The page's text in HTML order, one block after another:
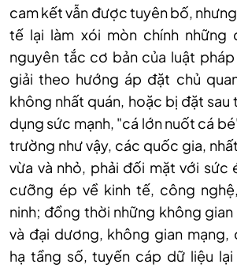
cam kết vẫn được tuyên bố,
tế lại làm xói mòn chính những
nguyên tắc cơ bản của luật
giải theo hướng áp đặt chủ
không nhất quán, hoặc bị đặt sau
dụng sức mạnh, "cá lớn nuốt cá
trường như vậy, các quốc gia,
vừa và nhỏ, phải đối mặt với sức
cưỡng ép về kinh tế, công
ninh; đồng thời những không
và đại dương, không gian mạng,
hạ tầng số, tuyến cáp dữ liệu